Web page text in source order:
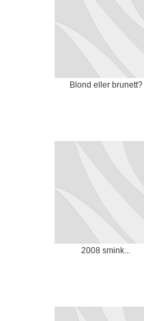
Blond eller brunett?
2008 smink...